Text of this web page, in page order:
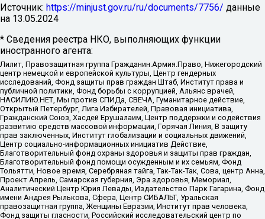
Источник: https://minjust.gov.ru/ru/documents/7756/ данные
на 13.05.2024
* Сведения реестра НКО, выполняющих функции
иностранного агента:
Лилит, Правозащитная группа Гражданин.Армия.Право, Нижегородский
центр немецкой и европейской культуры, Центр гендерных
исследований, Фонд защиты прав граждан Штаб, Институт права и
публичной политики, Фонд борьбы с коррупцией, Альянс врачей,
НАСИЛИЮ.НЕТ, Мы против СПИДа, СВЕЧА, Гуманитарное действие,
Открытый Петербург, Лига Избирателей, Правовая инициатива,
Гражданский Союз, Хасдей Ерушалаим, Центр поддержки и содействия
развитию средств массовой информации, Горячая Линия, В защиту
прав заключенных, Институт глобализации и социальных движений,
Центр социально-информационных инициатив Действие,
Благотворительный фонд охраны здоровья и защиты прав граждан,
Благотворительный фонд помощи осужденным и их семьям, Фонд
Тольятти, Новое время, Серебряная тайга, Так-Так-Так, Сова, центр Анна,
Проект Апрель, Самарская губерния, Эра здоровья, Мемориал,
Аналитический Центр Юрия Левады, Издательство Парк Гагарина, Фонд
имени Андрея Рылькова, Сфера, Центр СИБАЛЬТ, Уральская
правозащитная группа, Женщины Евразии, Институт прав человека,
Фонд защиты гласности, Российский исследовательский центр по